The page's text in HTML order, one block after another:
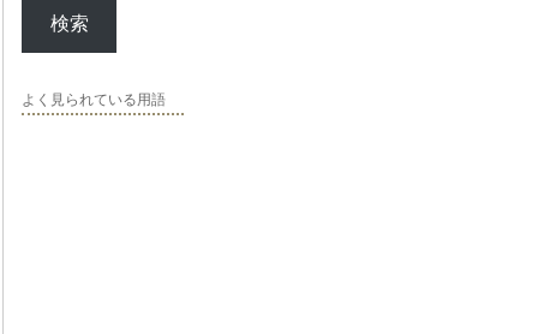
検索
よく見られている用語